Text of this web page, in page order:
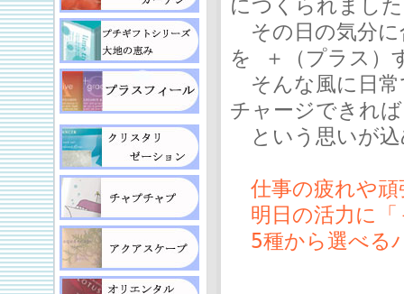
につくられまし
その日の気分
を ＋（プラス）
そんな風に日常
チャージできれ
という思いが込
仕事の疲れや
明日の活力に「
5種から選べる